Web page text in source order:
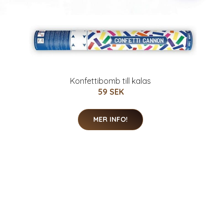
Konfettibomb till kalas
59 SEK
MER INFO!